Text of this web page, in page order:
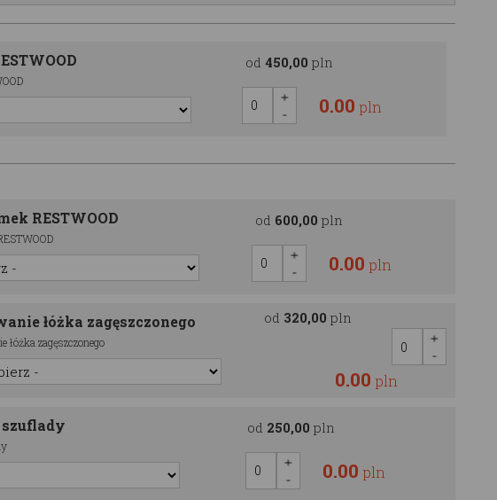
od450,00 pln
0.00 pln
RESTWOOD od 600,00 pln
0.00 pln
łóżka zagęszczonego
łóżka zagęszczonego
od 320,00 pln
0.00 pln
od 250,00 pln
0.00 pln